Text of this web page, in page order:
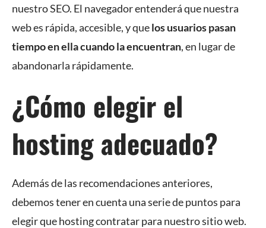
nuestro SEO. El navegador entenderá que nuestra
web es rápida, accesible, y quelos usuarios pasan
tiempo en ella cuando la encuentran, en lugar de
abandonarla rápidamente.
¿Cómo elegir el
hosting adecuado?
Además de las recomendaciones anteriores,
debemos tener en cuenta una serie de puntos para
elegir que hosting contratar para nuestro sitio web.